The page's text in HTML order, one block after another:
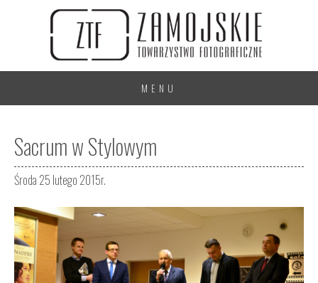
MENU
Sacrum w Stylowym
Środa 25 lutego 2015r.